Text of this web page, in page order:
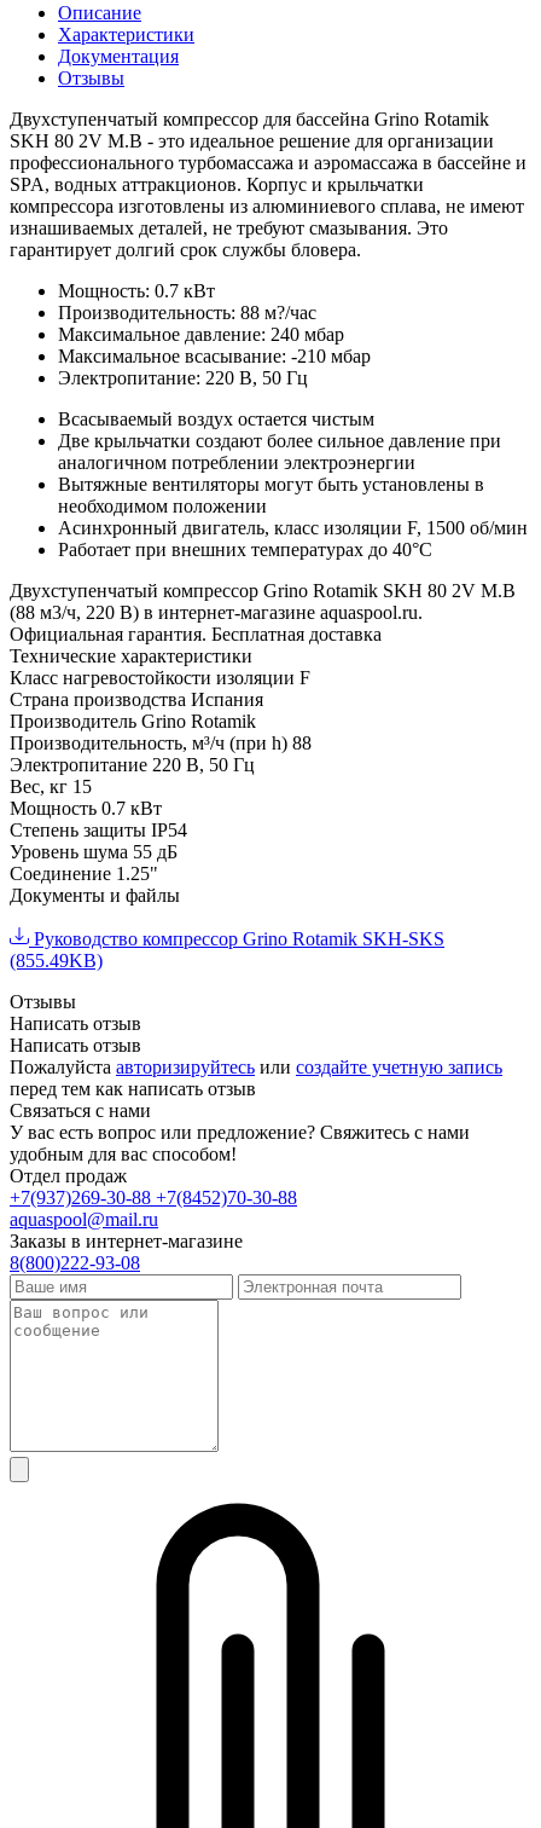
Описание
Характеристики
Документация
Отзывы
Двухступенчатый компрессор для бассейна Grino Rotamik
SKH 80 2V M.B - это идеальное решение для организации
профессионального турбомассажа и аэромассажа в бассейне и
SPA, водных аттракционов. Корпус и крыльчатки
компрессора изготовлены из алюминиевого сплава, не имеют
изнашиваемых деталей, не требуют смазывания. Это
гарантирует долгий срок службы бловера.
Мощность: 0.7 кВт
Производительность: 88 м?/час
Максимальное давление: 240 мбар
Максимальное всасывание: -210 мбар
Электропитание: 220 В, 50 Гц
Всасываемый воздух остается чистым
Две крыльчатки создают более сильное давление при
аналогичном потреблении электроэнергии
Вытяжные вентиляторы могут быть установлены в
необходимом положении
Асинхронный двигатель, класс изоляции F, 1500 об/мин
Работает при внешних температурах до 40°С
Двухступенчатый компрессор Grino Rotamik SKH 80 2V М.В
(88 м3/ч, 220 В) в интернет-магазине aquaspool.ru.
Официальная гарантия. Бесплатная доставка
Технические характеристики
Класс нагревостойкости изоляции F
Страна производства Испания
Производитель Grino Rotamik
Производительность, м³/ч (при h) 88
Электропитание 220 В, 50 Гц
Вес, кг 15
Мощность 0.7 кВт
Степень защиты IP54
Уровень шума 55 дБ
Соединение 1.25"
Документы и файлы
Руководство компрессор Grino Rotamik SKH-SKS
(855.49KB)
Отзывы
Написать отзыв
Написать отзыв
Пожалуйста авторизируйтесь или создайте учетную запись
перед тем как написать отзыв
Связаться с нами
У вас есть вопрос или предложение? Свяжитесь с нами
удобным для вас способом!
Отдел продаж
+7(937)269-30-88 +7(8452)70-30-88
aquaspool@mail.ru
Заказы в интернет-магазине
8(800)222-93-08